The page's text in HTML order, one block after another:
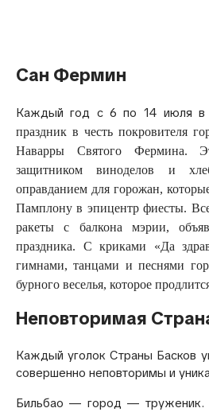
Сан Фермин
Каждый год с 6 по 14 июля в
праздник в честь покровителя
Наварры Святого Фермина.
защитником виноделов и
оправданием для горожан,
Памплону в эпицентр фиесты.
ракеты с балкона мэрии,
праздника. С криками «Да
гимнами, танцами и песнями
бурного веселья, которое
Неповторимая
Каждый уголок Страны Басков
совершенно неповторимы и
Бильбао — город — труженик.